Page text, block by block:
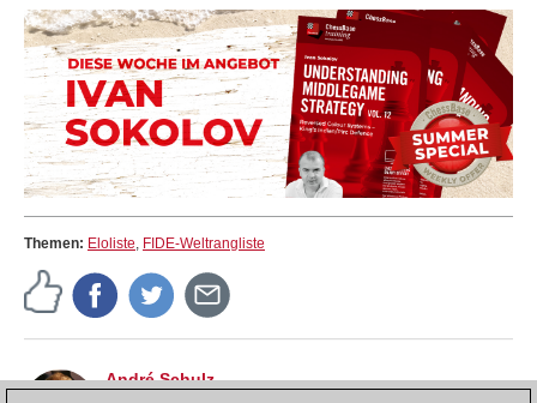
Themen: Eloliste FIDE-Weltrangliste
André Schulz